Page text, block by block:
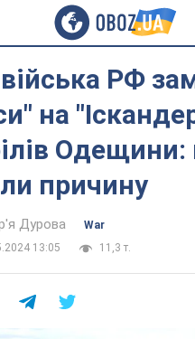
РФ
на
причину
Дурова
War
13:05
11,3 т.